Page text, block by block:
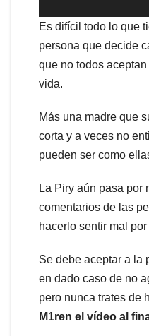
Es difícil todo lo que
persona que decide
que no todos
vida.
Más una madre que
corta y a veces no
pueden ser como
La Piry aún pasa por
comentarios de las
hacerlo sentir mal
Se debe aceptar a la
en dado caso de no
pero nunca trates de
M1ren el vídeo al